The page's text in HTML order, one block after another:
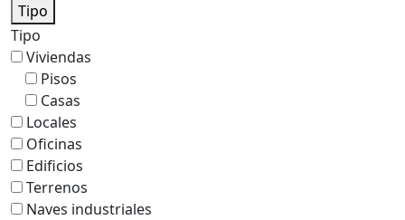
Tipo
Tipo
Viviendas
Pisos
Casas
Locales
Oficinas
Edificios
Terrenos
Naves industriales